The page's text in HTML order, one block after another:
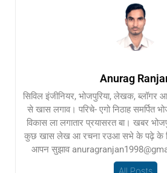
Anurag
सिविल इंजीनियर, भोजपुरिया, लेखक,
से खास लगाव। परिचे- एगो निठाह समर्पित
विकास ला लगातार प्रयासरत बा। खबर
कुछ खास लेख आ रचना रउआ सभे के पढ़े के
आपन सुझाव